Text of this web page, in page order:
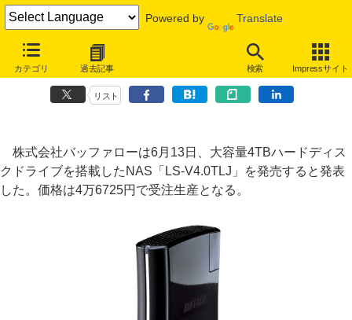
Powered by Translate
カテゴリ 過去記事 検索 Impressサイト
バッファロー、スマホからも使えるNASに受注生産の4TB HDD搭載モ
デル追加
リスト
株式会社バッファローは6月13日、大容量4TBハードディス
クドライブを搭載したNAS「LS-V4.0TLJ」を発売すると発表
した。価格は4万6725円で受注生産となる。